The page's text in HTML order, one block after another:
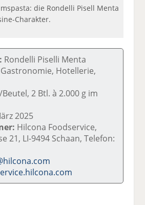
die Rondelli Pisell Menta
Charakter.
Rondelli Piselli Menta
Gastronomie, Hotellerie,
2 Btl. à 2.000 g im
2025
Hilcona Foodservice,
21, LI-9494 Schaan, Telefon: